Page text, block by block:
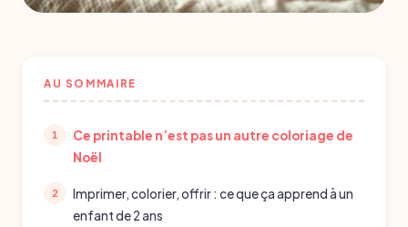
AU SOMMAIRE
Ce printable n’est pas un autre coloriage de
Noël
Imprimer, colorier, offrir : ce que ça apprend à un
enfant de 2 ans